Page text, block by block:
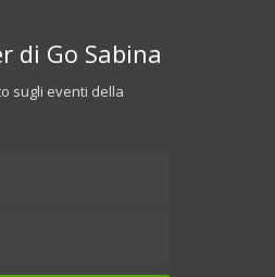
di Go Sabina
sugli eventi della